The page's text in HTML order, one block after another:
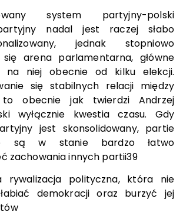
system partyjny-polski
nadal jest raczej słabo
jednak stopniowo
się arena parlamentarna, główne
niej obecnie od kilku elekcji.
się stabilnych relacji między
to obecnie jak twierdzi Andrzej
wyłącznie kwestia czasu. Gdy
jest skonsolidowany, partie
są w stanie bardzo łatwo
zachowania innych partii39
rywalizacja polityczna, która nie
demokracji oraz burzyć jej